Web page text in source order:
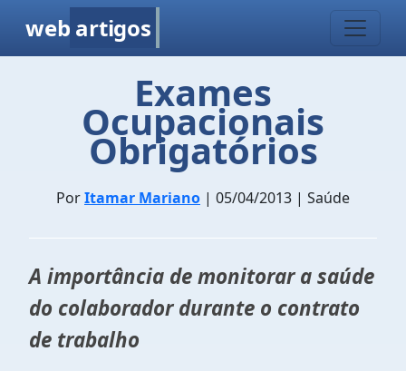
web artigos
Exames
Ocupacionais
Obrigatórios
PorItamar Mariano | 05/04/2013 | Saúde
A importância de monitorar a saúde
do colaborador durante o contrato
de trabalho